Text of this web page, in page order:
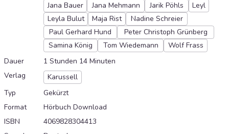
Jana Bauer
Jana Mehmann Jarik Pöhls
Leyl
Leyla Bulut
Maja Rist
Nadine Schreier
Paul Gerhard Hund
Peter Christoph Grünberg
Samina König
Tom Wiedemann
Wolf Frass
Dauer
1 Stunden 14 Minuten
Verlag
Karussell
Typ
Gekürzt
Format
Hörbuch Download
ISBN
4069828304413